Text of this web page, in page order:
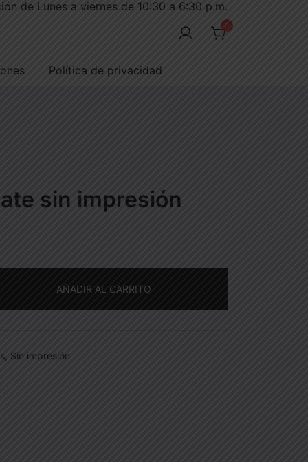
de Lunes a viernes de 10:30 a 6:30 p.m.
0
Política de privacidad
sin impresión
AÑADIR AL CARRITO
, Sin impresión